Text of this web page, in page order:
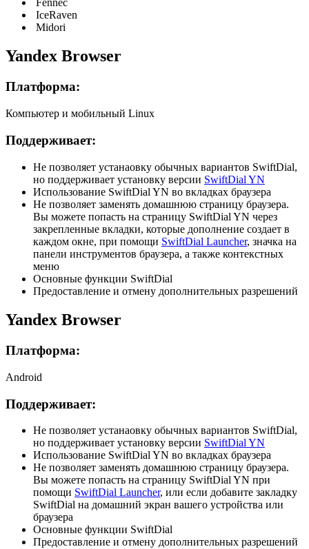
IceRaven
Midori
Yandex Browser
Платформа:
Компьютер и мобильный Linux
Поддерживает:
Не позволяет устанаовку обычных вариантов SwiftDial,
но поддерживает установку версии SwiftDial YN
Использование SwiftDial YN во вкладках браузера
Не позволяет заменять домашнюю страницу браузера.
Вы можете попасть на страницу SwiftDial YN через
закрепленные вкладки, которые дополнение создает в
каждом окне, при помощи SwiftDial Launcher, значка на
панели инструментов браузера, а также контекстных
меню
Основные функции SwiftDial
Предоставление и отмену дополнительных разрешений
Yandex Browser
Платформа:
Android
Поддерживает:
Не позволяет устанаовку обычных вариантов SwiftDial,
но поддерживает установку версии SwiftDial YN
Использование SwiftDial YN во вкладках браузера
Не позволяет заменять домашнюю страницу браузера.
Вы можете попасть на страницу SwiftDial YN при
помощи SwiftDial Launcher, или если добавите закладку
SwiftDial на домашний экран вашего устройства или
браузера
Основные функции SwiftDial
Предоставление и отмену дополнительных разрешений